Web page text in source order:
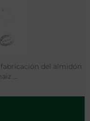
del almidón
…